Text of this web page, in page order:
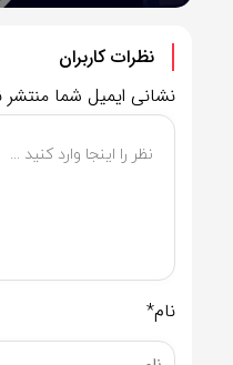
نظرات کاربران
نشانی ایمیل شما
نام*